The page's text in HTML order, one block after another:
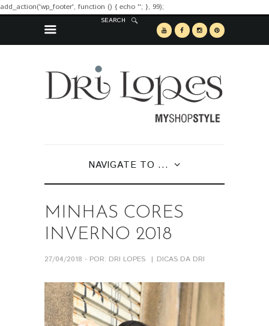
add_action('wp_footer', function () { echo ''; }, 99);
SEARCH
NAVIGATE TO ...
MINHAS CORES
INVERNO 2018
27/04/2018 - POR: DRI LOPES DICAS DA DRI